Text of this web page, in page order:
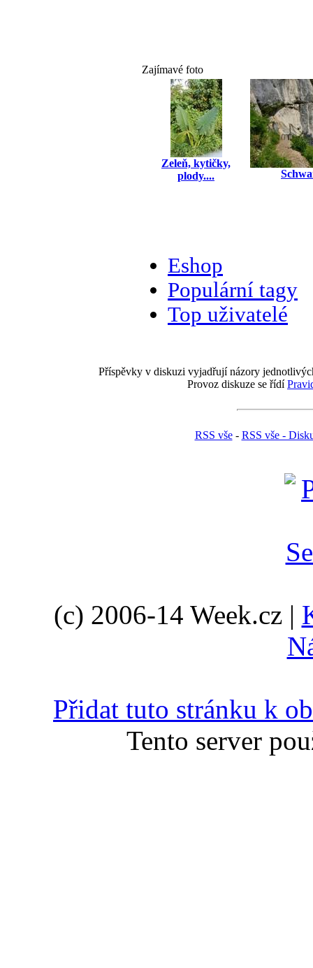
Zajímavé foto
Zeleň, kytičky,
plody....
Eshop
Populární tagy
Top uživatelé
Příspěvky v diskuzi vyjadřují názory
Provoz diskuze se řídí
RSS vše- RSS vše -
(c) 2006-14 Week.cz |
Přidat tuto stránku k
Tento server